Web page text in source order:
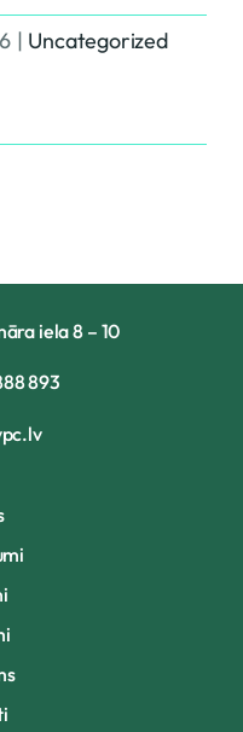
| Uncategorized
iela 8 – 10
893